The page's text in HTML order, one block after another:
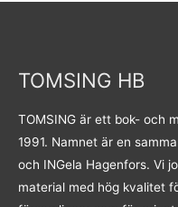
TOMSING HB
TOMSING är ett bok- och
1991. Namnet är en
och INGela Hagenfors. Vi
material med hög kvalitet